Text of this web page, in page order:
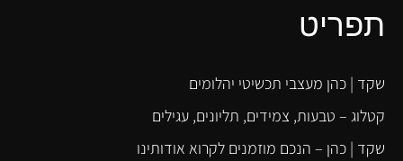
תפריט
שקד | כהן מעצבי תכשיטי יהלומים
קטלוג – טבעות, צמידים, תליונים, עגילים
שקד | כהן – הנכם מוזמנים לקרוא אודותינו